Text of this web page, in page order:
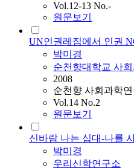
Vol.12-13 No.-
원문보기
UN인권레짐에서 인권
박미경
순천향대학교 사
2008
순천향 사회과학
Vol.14 No.2
원문보기
신바람 나는 십대-나를
박미경
우리신학연구소